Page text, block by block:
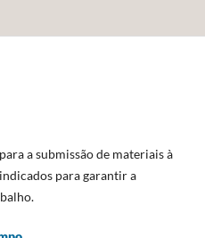
a submissão de materiais à
para garantir a